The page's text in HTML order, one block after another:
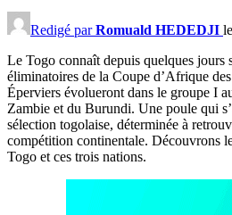
Redigé parRomuald HEDEDJI le
Le Togo connaît depuis quelques jours
éliminatoires de la Coupe d’Afrique
Éperviers évolueront dans le groupe I
Zambie et du Burundi. Une poule qui
sélection togolaise, déterminée à
compétition continentale. Découvrons
Togo et ces trois nations.